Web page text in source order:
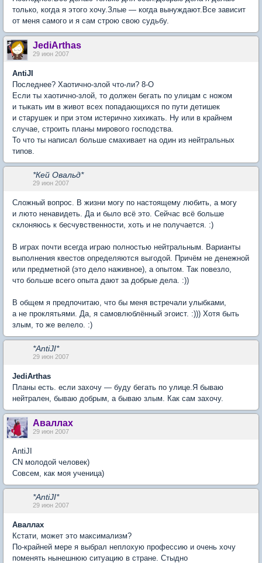
только, когда я этого хочу.Злые — когда вынуждают.Все зависит
от меня самого и я сам строю свою судьбу.
JediArthas
29 июн 2007
AntiJI
Последнее? Хаотично-злой что-ли? 8-O
Если ты хаотично-злой, то должен бегать по улицам с ножом
и тыкать им в живот всех попадающихся по пути детишек
и старушек и при этом истерично хихикать. Ну или в крайнем
случае, строить планы мирового господства.
То что ты написал больше смахивает на один из нейтральных
типов.
*Кей Овальд*
29 июн 2007
Сложный вопрос. В жизни могу по настоящему любить, а могу
и люто ненавидеть. Да и было всё это. Сейчас всё больше
склоняюсь к бесчувственности, хоть и не получается. :)
В играх почти всегда играю полностью нейтральным. Варианты
выполнения квестов определяются выгодой. Причём не денежной
или предметной (это дело наживное), а опытом. Так повезло,
что больше всего опыта дают за добрые дела. :))
В общем я предпочитаю, что бы меня встречали улыбками,
а не проклятьями. Да, я самовлюблённый эгоист. :))) Хотя быть
злым, то же велело. :)
*AntiJI*
29 июн 2007
JediArthas
Планы есть. если захочу — буду бегать по улице.Я бываю
нейтрален, бываю добрым, а бываю злым. Как сам захочу.
Аваллах
29 июн 2007
AntiJI
CN молодой человек)
Совсем, как моя ученица)
*AntiJI*
29 июн 2007
Аваллах
Кстати, может это максимализм?
По-крайней мере я выбрал неплохую профессию и очень хочу
поменять нынешнюю ситуацию в стране. Стыдно